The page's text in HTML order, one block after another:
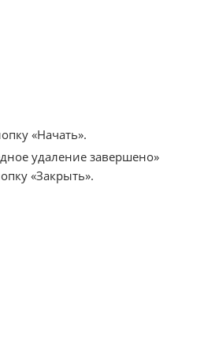
«Начать».
удаление завершено»
«Закрыть».